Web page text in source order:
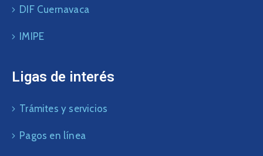
DIF Cuernavaca
IMIPE
Ligas de interés
Trámites y servicios
Pagos en línea